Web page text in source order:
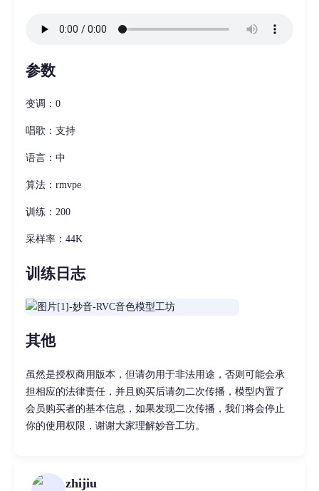
参数
变调：0
唱歌：支持
语言：中
算法：rmvpe
训练：200
采样率：44K
训练日志
其他
虽然是授权商用版本，但请勿用于非法用途，否则可能会承
担相应的法律责任，并且购买后请勿二次传播，模型内置了
会员购买者的基本信息，如果发现二次传播，我们将会停止
你的使用权限，谢谢大家理解妙音工坊。
zhijiu